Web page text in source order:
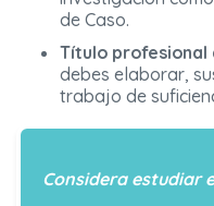
de Caso.
Título profesional
debes elaborar,
trabajo de
Considera estudiar